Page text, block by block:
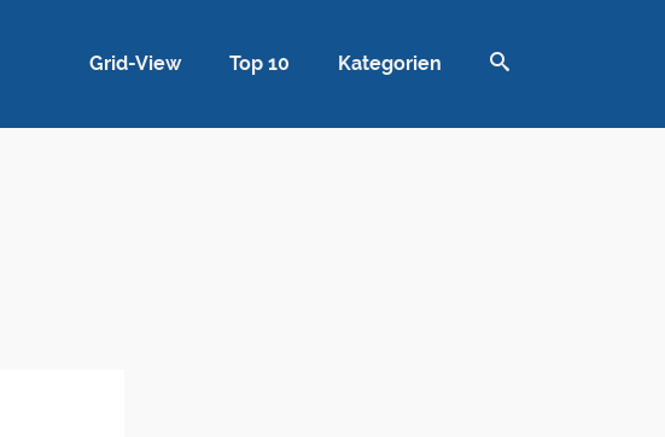
Grid-View Top 10 Kategorien